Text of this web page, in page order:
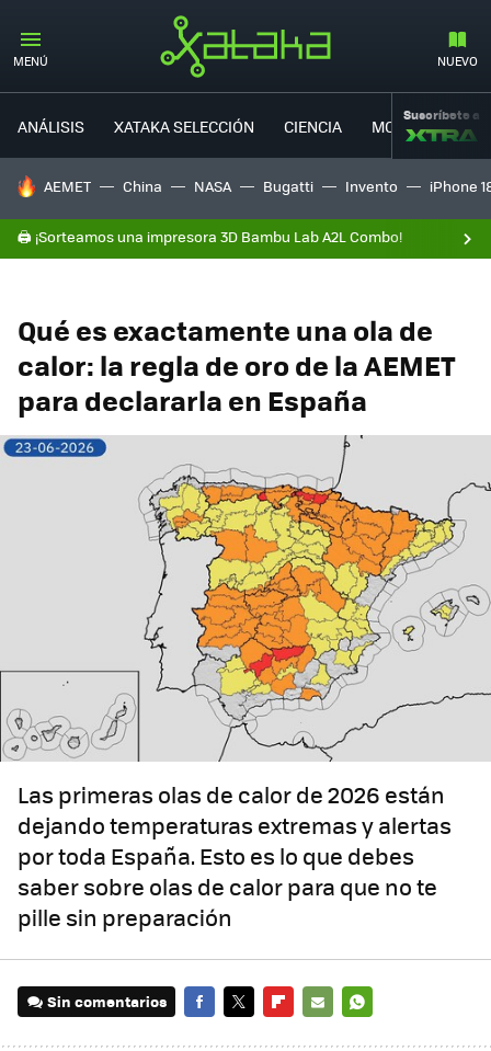
MENÚ NUEVO
ANÁLISIS XATAKA SELECCIÓN CIENCIA MOVILIDAD
Suscríbete a
HOY SE HABLA DE
AEMET China NASA Bugatti Invento iPhone
🖨️ ¡Sorteamos una impresora 3D Bambu Lab A2L Combo!
Qué es exactamente una ola de
calor: la regla de oro de la AEMET
para declararla en España
Las primeras olas de calor de 2026 están
dejando temperaturas extremas y alertas
por toda España. Esto es lo que debes
saber sobre olas de calor para que no te
pille sin preparación
Sin comentarios